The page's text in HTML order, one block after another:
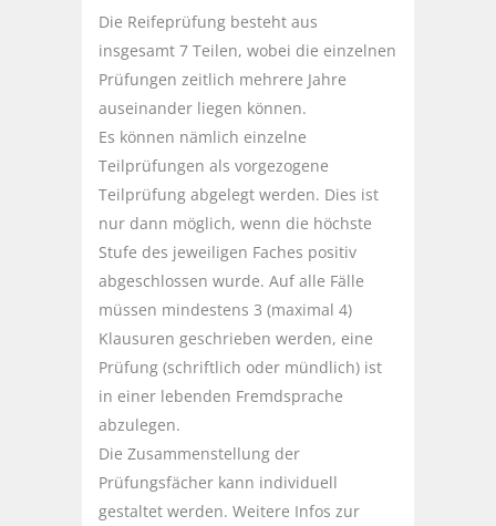
Die Reifeprüfung besteht aus
insgesamt 7 Teilen, wobei die einzelnen
Prüfungen zeitlich mehrere Jahre
auseinander liegen können.
Es können nämlich einzelne
Teilprüfungen als vorgezogene
Teilprüfung abgelegt werden. Dies ist
nur dann möglich, wenn die höchste
Stufe des jeweiligen Faches positiv
abgeschlossen wurde. Auf alle Fälle
müssen mindestens 3 (maximal 4)
Klausuren geschrieben werden, eine
Prüfung (schriftlich oder mündlich) ist
in einer lebenden Fremdsprache
abzulegen.
Die Zusammenstellung der
Prüfungsfächer kann individuell
gestaltet werden. Weitere Infos zur